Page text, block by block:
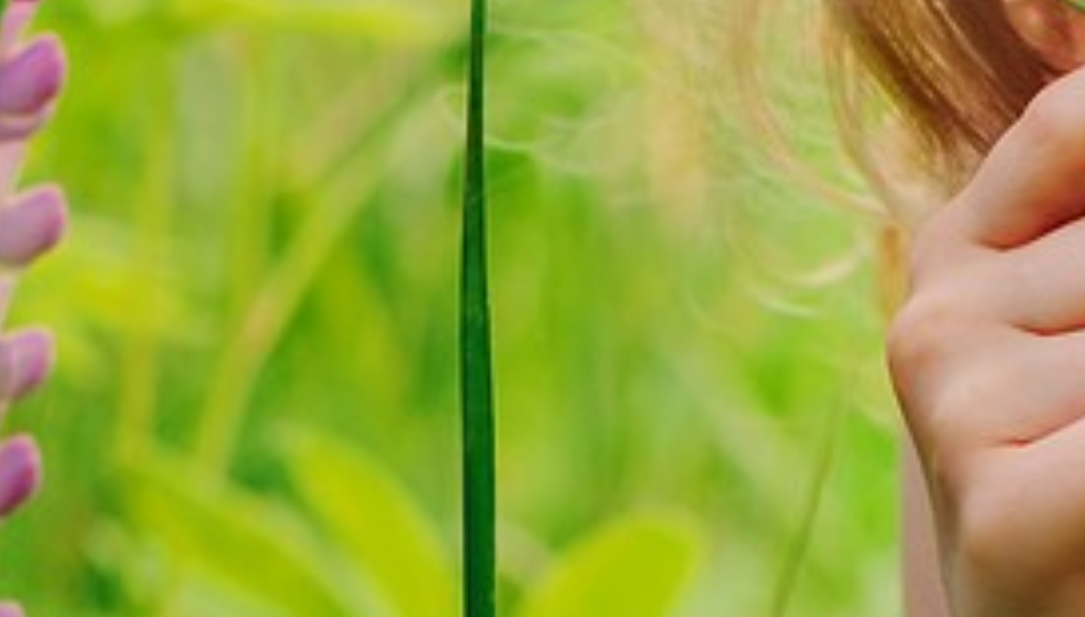
Eveil et Nature
Outils et Formations en ligne pour explorer la nature avec les enfants